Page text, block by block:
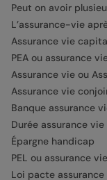
Peut on avoir
L’assurance-vie
Assurance vie
PEA ou assurance
Assurance vie ou
Assurance vie
Banque assurance
Durée assurance vie
Épargne handicap
PEL ou assurance vie
Loi pacte assurance